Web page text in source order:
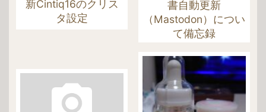
新Cintiq16のクリス
タ設定
書自動更新
（Mastodon）につい
て備忘録